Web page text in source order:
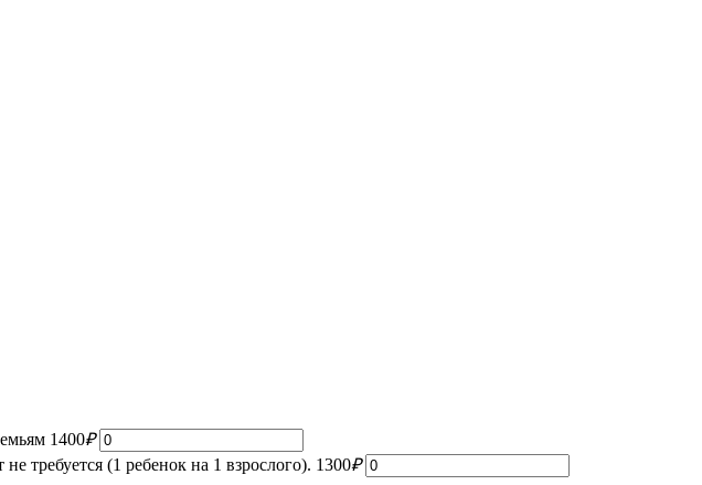
1400₽
требуется (1 ребенок на 1 взрослого). 1300₽